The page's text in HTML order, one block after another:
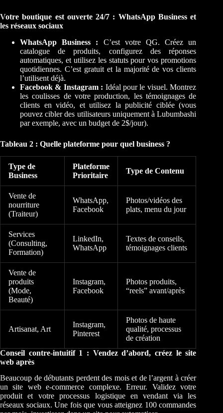
Votre boutique est ouverte 24/7 : WhatsApp Business et
les réseaux sociaux
WhatsApp Business : C’est votre QG. Créez un
catalogue de produits, configurez des réponses
automatiques, et utilisez les statuts pour vos promotions
quotidiennes. C’est gratuit et la majorité de vos clients
l’utilisent déjà.
Facebook & Instagram : Idéal pour le visuel. Montrez
les coulisses de votre production, les témoignages de
clients en vidéo, et utilisez la publicité ciblée (vous
pouvez cibler des utilisateurs uniquement à Lubumbashi
par exemple, avec un budget de 2$/jour).
Tableau 2 : Quelle plateforme pour quel business ?
Type de
Business
Plateforme
Prioritaire
Type de Contenu
Vente de
nourriture
(Traiteur)
WhatsApp,
Facebook
Photos/vidéos des
plats, menu du jour
Services
(Consulting,
Formation)
LinkedIn,
WhatsApp
Textes de conseils,
témoignages clients
Vente de
produits
(Mode,
Beauté)
Instagram,
Facebook
Photos produits,
“reels” avant/après
Artisanat, Art
Instagram,
Pinterest
Photos de haute
qualité, processus
de création
Conseil contre-intuitif 1 : Vendez d’abord, créez le site
web après
Beaucoup de débutants perdent des mois et de l’argent à créer
un site web e-commerce complexe. Erreur. Validez votre
produit et votre processus logistique en vendant via les
réseaux sociaux. Une fois que vous atteignez 100 commandes